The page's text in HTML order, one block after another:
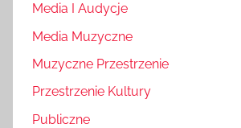
Media I Audycje
Media Muzyczne
Muzyczne Przestrzenie
Przestrzenie Kultury
Publiczne